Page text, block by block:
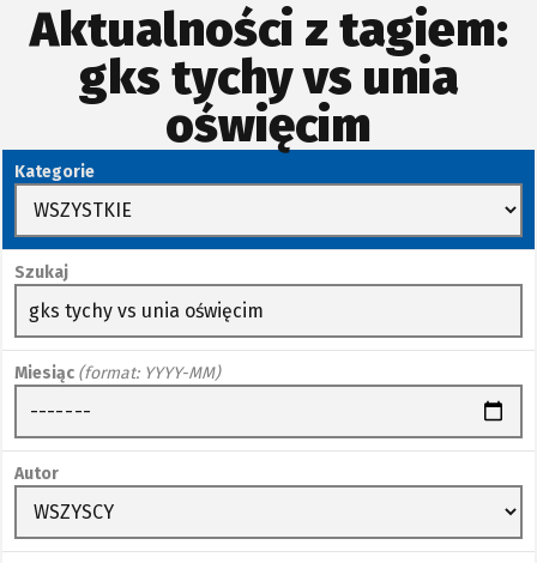
Aktualności z tagiem:
gks tychy vs unia
oświęcim
Kategorie
Szukaj
Miesiąc (format: YYYY-MM)
Autor